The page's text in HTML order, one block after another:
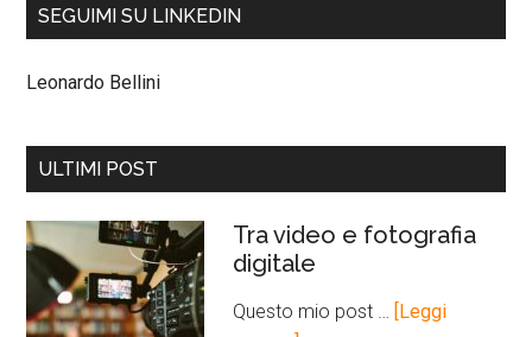
SEGUIMI SU LINKEDIN
Leonardo Bellini
ULTIMI POST
Tra video e fotografia
digitale
Questo mio post … [Leggi